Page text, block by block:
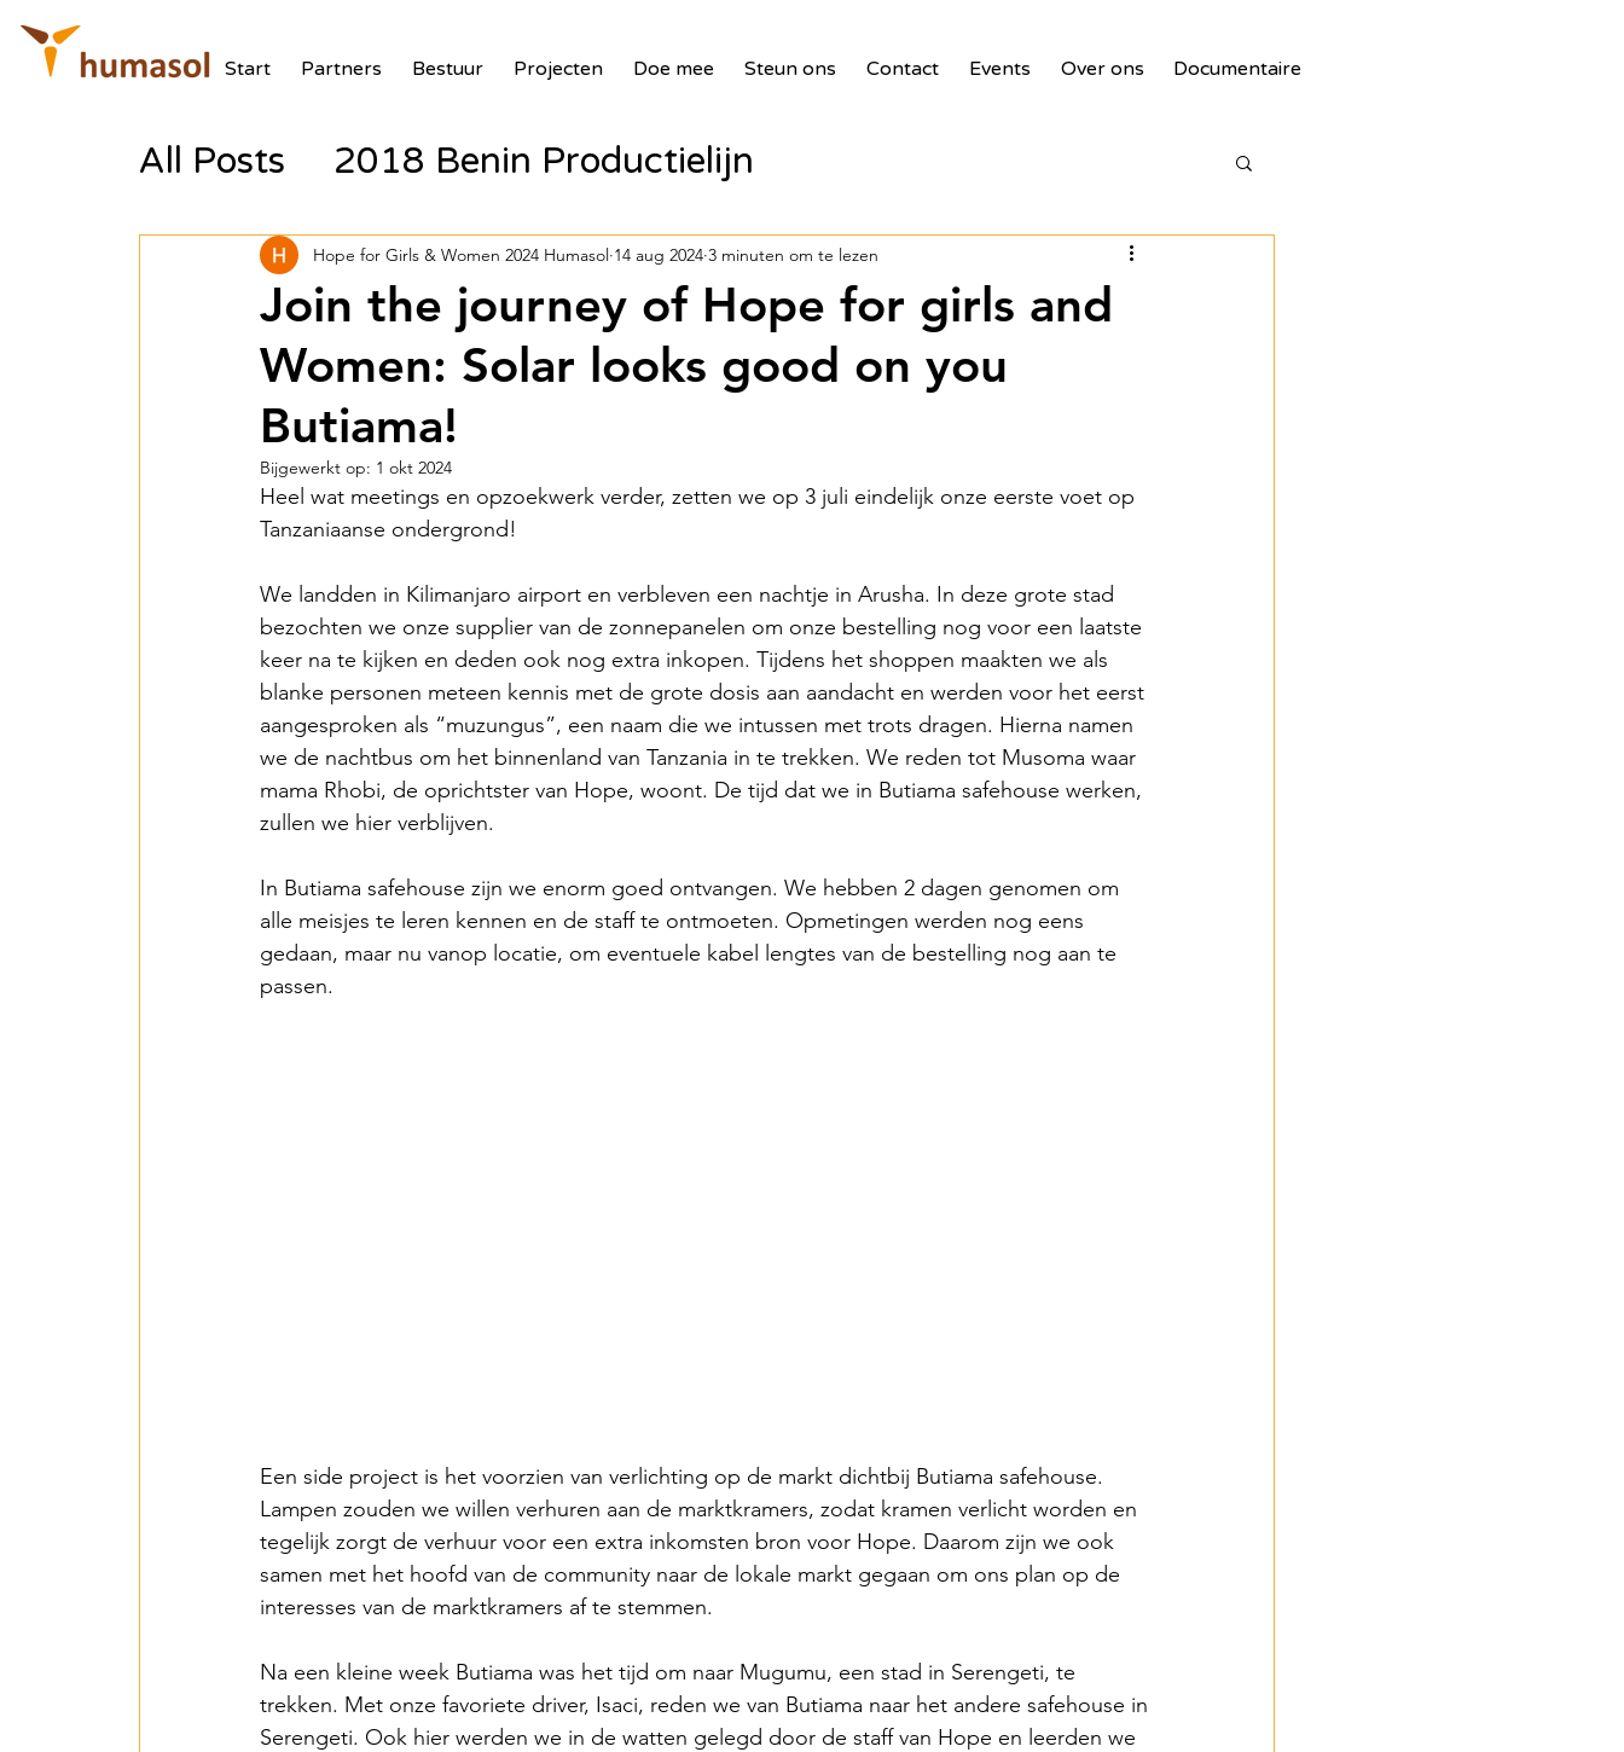
Start Partners Bestuur Projecten Doe mee Steun ons Contact Events Over ons Documentaire
All Posts 2018 Benin Productielijn
2017 Tanzania Zonnepanelen voor zie
2018 Benin Batterijbank 2017 Waste Masters 3
2018 Benin PV Aux Villages
2018 Benin PV Innovatie
From Waste To Wind - Malawi - 2024
TPSI Niva Organics – Peru - 2024
Entente – Senegal - 2024
Hope for G&W – Tanzania - 2024
Lumen Christi - 2023 Cacana – OVO - 2023
Agrimulimi Fresh Solutions - 2023
Een Hart voor Senegal - 2023
Join the journey of Hope for girls and
Women: Solar looks good on you
Butiama!
Hope for Girls & Women 2024 Humasol 14 aug 2024 3 minuten om te lezen
Bijgewerkt op: 1 okt 2024
Heel wat meetings en opzoekwerk verder, zetten we op 3 juli eindelijk onze eerste voet op
Tanzaniaanse ondergrond!
We landden in Kilimanjaro airport en verbleven een nachtje in Arusha. In deze grote stad
bezochten we onze supplier van de zonnepanelen om onze bestelling nog voor een laatste
keer na te kijken en deden ook nog extra inkopen. Tijdens het shoppen maakten we als
blanke personen meteen kennis met de grote dosis aan aandacht en werden voor het eerst
aangesproken als “muzungus”, een naam die we intussen met trots dragen. Hierna namen
we de nachtbus om het binnenland van Tanzania in te trekken. We reden tot Musoma waar
mama Rhobi, de oprichtster van Hope, woont. De tijd dat we in Butiama safehouse werken,
zullen we hier verblijven.
In Butiama safehouse zijn we enorm goed ontvangen. We hebben 2 dagen genomen om
alle meisjes te leren kennen en de staff te ontmoeten. Opmetingen werden nog eens
gedaan, maar nu vanop locatie, om eventuele kabel lengtes van de bestelling nog aan te
passen.
Een side project is het voorzien van verlichting op de markt dichtbij Butiama safehouse.
Lampen zouden we willen verhuren aan de marktkramers, zodat kramen verlicht worden en
tegelijk zorgt de verhuur voor een extra inkomsten bron voor Hope. Daarom zijn we ook
samen met het hoofd van de community naar de lokale markt gegaan om ons plan op de
interesses van de marktkramers af te stemmen.
Na een kleine week Butiama was het tijd om naar Mugumu, een stad in Serengeti, te
trekken. Met onze favoriete driver, Isaci, reden we van Butiama naar het andere safehouse in
Serengeti. Ook hier werden we in de watten gelegd door de staff van Hope en leerden we